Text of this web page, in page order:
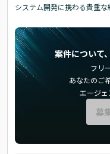
システム開発に携わる貴重な
案件について
フリ
あなたのご
エージ
募